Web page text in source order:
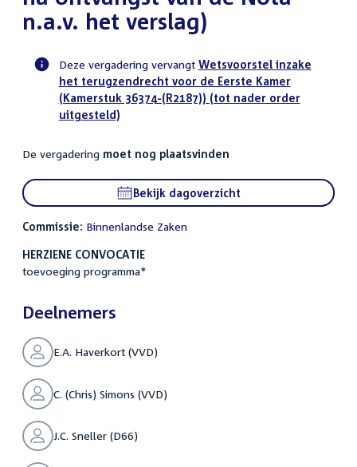
n.a.v. het verslag)
Voortgangsstatus
commissie
Deze vergadering vervangt Wetsvoorstel inzake
het terugzendrecht voor de Eerste Kamer
(Kamerstuk 36374-(R2187)) (tot nader order
uitgesteld)
De vergadering moet nog plaatsvinden
Bekijk dagoverzicht
Commissie: Binnenlandse Zaken
HERZIENE CONVOCATIE
toevoeging programma*
Deelnemers
E.A. Haverkort (VVD)
C. (Chris) Simons (VVD)
J.C. Sneller (D66)